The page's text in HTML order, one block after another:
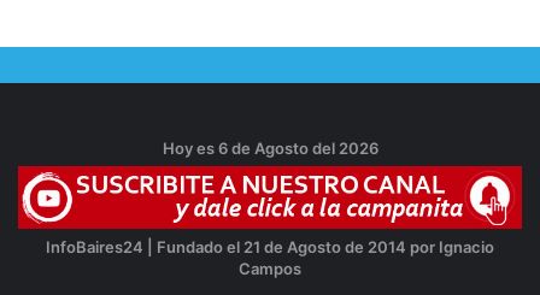
Hoy es 6 de Agosto del 2026
InfoBaires24 | Fundado el 21 de Agosto de 2014 por Ignacio
Campos